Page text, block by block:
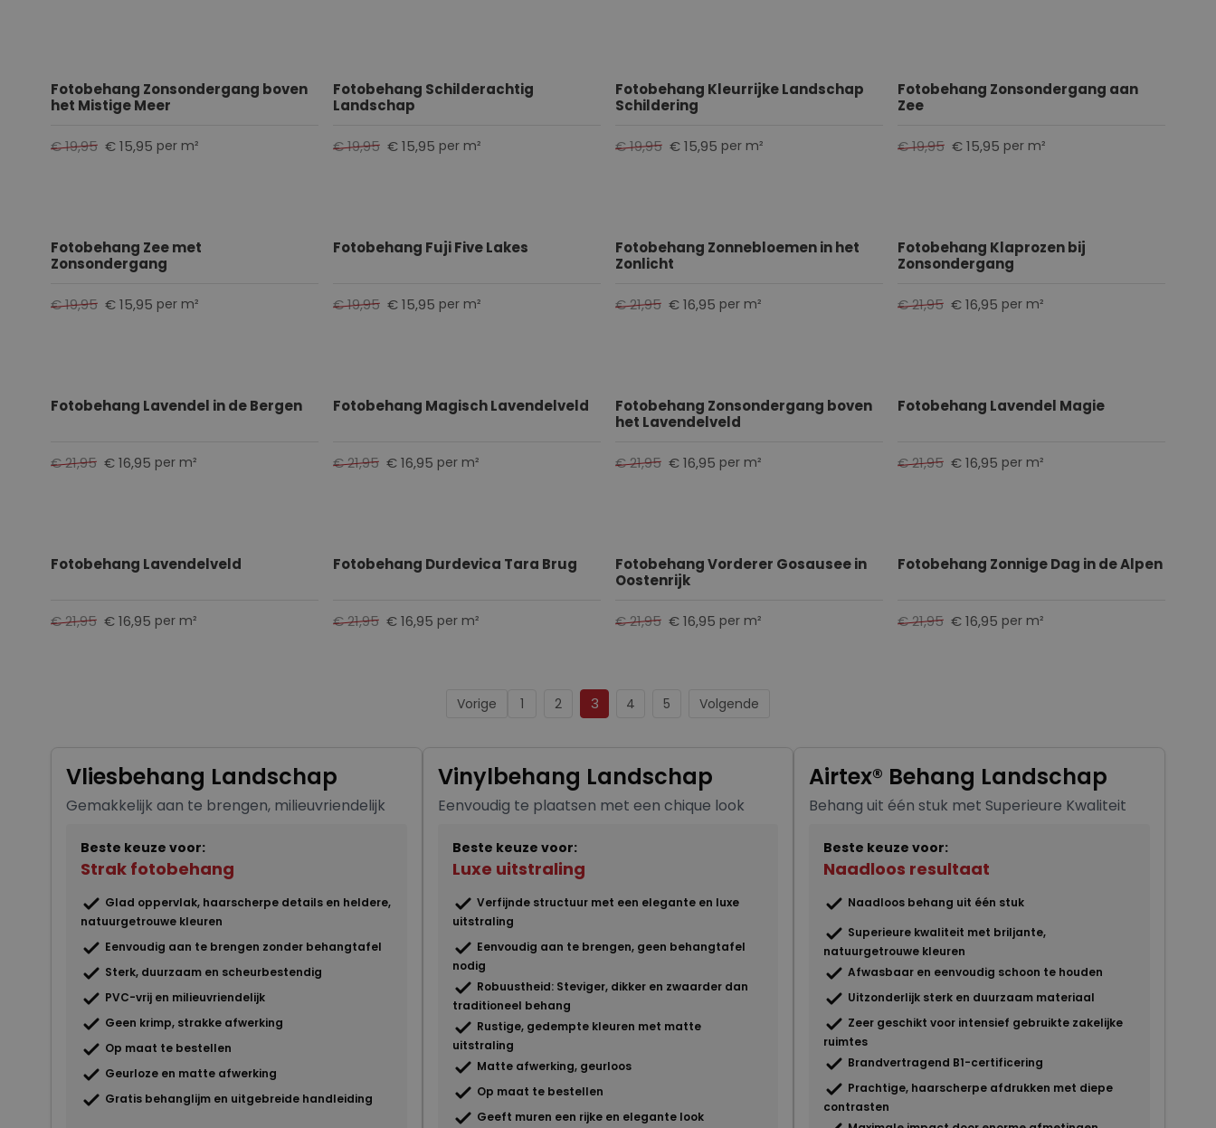
Fotobehang Zonsondergang boven
het Mistige Meer
€ 15,95 per m²
€ 19,95
Fotobehang Schilderachtig
Landschap
€ 15,95 per m²
€ 19,95
Fotobehang Kleurrijke Landschap
Schildering
€ 15,95 per m²
€ 19,95
Fotobehang Zonsondergang aan
Zee
€ 15,95 per m²
€ 19,95
Fotobehang Zee met
Zonsondergang
€ 15,95 per m²
€ 19,95
Fotobehang Fuji Five Lakes
€ 15,95 per m²
€ 19,95
Fotobehang Zonnebloemen in het
Zonlicht
€ 16,95 per m²
€ 21,95
Fotobehang Klaprozen bij
Zonsondergang
€ 16,95 per m²
€ 21,95
Fotobehang Lavendel in de Bergen
€ 16,95 per m²
€ 21,95
Fotobehang Magisch Lavendelveld
€ 16,95 per m²
€ 21,95
Fotobehang Zonsondergang boven
het Lavendelveld
€ 16,95 per m²
€ 21,95
Fotobehang Lavendel Magie
€ 16,95 per m²
€ 21,95
Fotobehang Lavendelveld
€ 16,95 per m²
€ 21,95
Fotobehang Durdevica Tara Brug
€ 16,95 per m²
€ 21,95
Fotobehang Vorderer Gosausee in
Oostenrijk
€ 16,95 per m²
€ 21,95
Fotobehang Zonnige Dag in de Alpen
€ 16,95 per m²
€ 21,95
Pagina
Pagina
Vorige Pagina
1 Pagina
2 Je leest momenteel pagina
3 Pagina
4 Pagina
5 Pagina
Volgende
Airtex® Behang Landschap
Behang uit één stuk met Superieure Kwaliteit
Beste keuze voor:
Naadloos resultaat
Naadloos behang uit één stuk
Superieure kwaliteit met briljante,
natuurgetrouwe kleuren
Afwasbaar en eenvoudig schoon te houden
Uitzonderlijk sterk en duurzaam materiaal
Zeer geschikt voor intensief gebruikte zakelijke
ruimtes
Brandvertragend B1-certificering
Prachtige, haarscherpe afdrukken met diepe
contrasten
Vinylbehang Landschap
Eenvoudig te plaatsen met een chique look
Beste keuze voor:
Luxe uitstraling
Verfijnde structuur met een elegante en luxe
uitstraling
Eenvoudig aan te brengen, geen behangtafel
nodig
Robuustheid: Steviger, dikker en zwaarder dan
traditioneel behang
Rustige, gedempte kleuren met matte
uitstraling
Matte afwerking, geurloos
Op maat te bestellen
Geeft muren een rijke en elegante look
Vliesbehang Landschap
Gemakkelijk aan te brengen, milieuvriendelijk
Beste keuze voor:
Strak fotobehang
Glad oppervlak, haarscherpe details en heldere,
natuurgetrouwe kleuren
Eenvoudig aan te brengen zonder behangtafel
Sterk, duurzaam en scheurbestendig
PVC-vrij en milieuvriendelijk
Geen krimp, strakke afwerking
Op maat te bestellen
Geurloze en matte afwerking
Gratis behanglijm en uitgebreide handleiding